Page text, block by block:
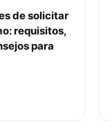
de solicitar
requisitos,
para